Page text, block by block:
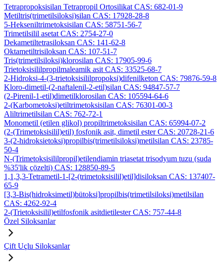
Tetrapropoksisilan Tetrapropil Ortosilikat CAS: 682-01-9
Metiltris(trimetilsiloksi)silan CAS: 17928-28-8
5-Hekseniltrimetoksisilan CAS: 58751-56-7
Trimetilsilil asetat CAS: 2754-27-0
Dekametiltetrasiloksan CAS: 141-62-8
Oktametiltrisiloksan CAS: 107-51-7
Tris(trimetilsiloksi)klorosilan CAS: 17905-99-6
Trietoksisililpropilmaleamik asit CAS: 33525-68-7
2-Hidroksi-4-(3-trietoksisililpropoksi)difenilketon CAS: 79876-59-8
Kloro-dimetil-(2-naftalenil-2-etil)silan CAS: 94847-57-7
(2-Pirenil-1-etil)dimetilklorosilan CAS: 105594-64-6
2-(Karbometoksi)etiltrimetoksisilan CAS: 76301-00-3
Aliltrimetilsilan CAS: 762-72-1
Monometil (etilen glikol) propiltrimetoksisilan CAS: 65994-07-2
(2-(Trimetoksisilil)etil) fosfonik asit, dimetil ester CAS: 20728-21-6
3-(2-hidroksietoksi)propilbis(trimetilsiloksi)metilsilan CAS: 23785-
50-4
N-(Trimetoksisililpropil)etilendiamin triasetat trisodyum tuzu (suda
%35'lik çözelti) CAS: 128850-89-5
1,1,3,3-Tetrametil-1-[2-(trimetoksisilil)etil]disiloksan CAS: 137407-
65-9
[3,3-Bis(hidroksimetil)bütoksi]propilbis(trimetilsiloksi)metilsilan
CAS: 4262-92-4
2-(Trietoksisilil)etilfosfonik asitdietilester CAS: 757-44-8
Özel Siloksanlar
Çift Uçlu Siloksanlar